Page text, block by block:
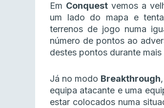
Em Conquest vemos a
um lado do mapa e
terrenos de jogo numa
número de pontos ao
destes pontos durante
Já no modo Breakthrough
equipa atacante e uma
estar colocados numa